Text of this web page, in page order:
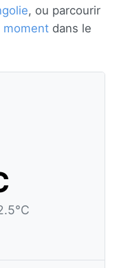
, ou parcourir
moment dans le